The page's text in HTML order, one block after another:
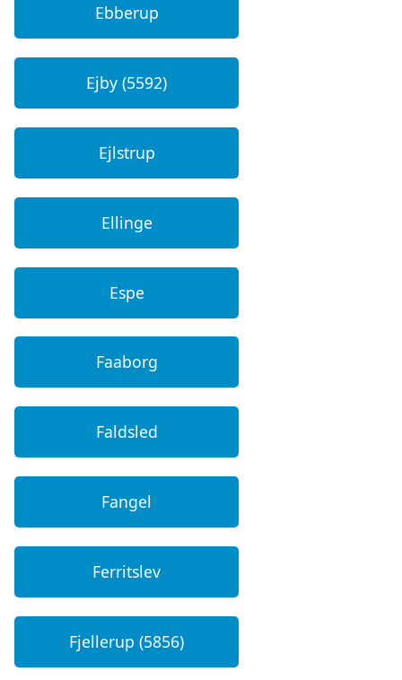
Ebberup
Ejby (5592)
Ejlstrup
Ellinge
Espe
Faaborg
Faldsled
Fangel
Ferritslev
Fjellerup (5856)